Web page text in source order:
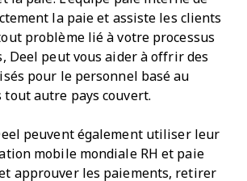
la paie et assiste les clients
problème lié à votre processus
Deel peut vous aider à offrir des
pour le personnel basé au
tout autre pays couvert.
peuvent également utiliser leur
mobile mondiale RH et paie
approuver les paiements, retirer